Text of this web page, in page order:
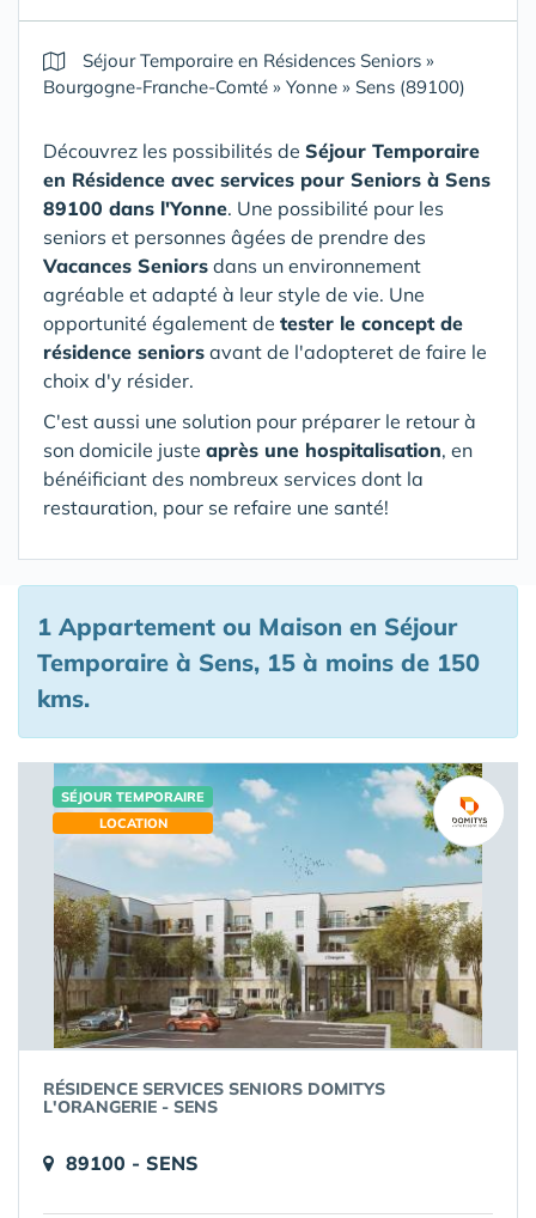
Séjour Temporaire en Résidences Seniors »
Bourgogne-Franche-Comté » Yonne » Sens (89100)
Découvrez les possibilités de Séjour Temporaire
en Résidence avec services pour Seniors à Sens
89100 dans l'Yonne. Une possibilité pour les
seniors et personnes âgées de prendre des
Vacances Seniors dans un environnement
agréable et adapté à leur style de vie. Une
opportunité également de tester le concept de
résidence seniors avant de l'adopteret de faire le
choix d'y résider.
C'est aussi une solution pour préparer le retour à
son domicile juste après une hospitalisation, en
bénéificiant des nombreux services dont la
restauration, pour se refaire une santé!
1 Appartement ou Maison en Séjour
Temporaire à Sens, 15 à moins de 150
kms.
SÉJOUR TEMPORAIRE
LOCATION
RÉSIDENCE SERVICES SENIORS DOMITYS
L'ORANGERIE - SENS
89100 - SENS